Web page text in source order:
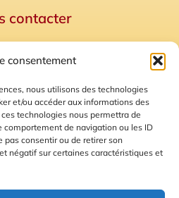
consentement
nous utilisons des technologies
et/ou accéder aux informations des
technologies nous permettra de
comportement de navigation ou les ID
pas consentir ou de retirer son
négatif sur certaines caractéristiques et
contacter
Plan du site
des Cookies